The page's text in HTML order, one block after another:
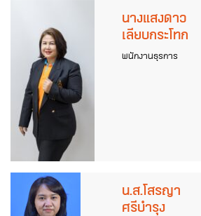
นางแสงดาว
เลียบกระโทก
พนักงานธุรการ
น.ส.โสรญา
ศรีบำรุง